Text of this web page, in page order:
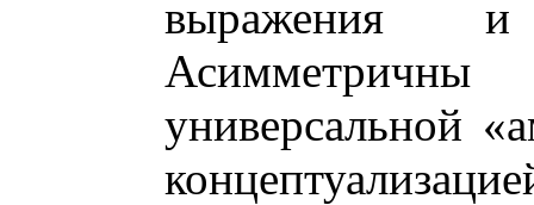
выражения
универсальной